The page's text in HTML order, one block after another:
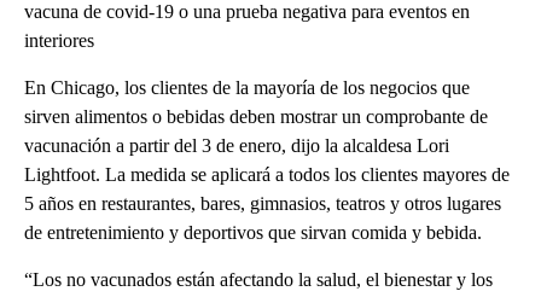
vacuna de covid-19 o una prueba negativa para eventos en
interiores
En Chicago, los clientes de la mayoría de los negocios que
sirven alimentos o bebidas deben mostrar un comprobante de
vacunación a partir del 3 de enero, dijo la alcaldesa Lori
Lightfoot. La medida se aplicará a todos los clientes mayores de
5 años en restaurantes, bares, gimnasios, teatros y otros lugares
de entretenimiento y deportivos que sirvan comida y bebida.
“Los no vacunados están afectando la salud, el bienestar y los